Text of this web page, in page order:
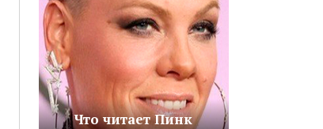
Что читает Пинк